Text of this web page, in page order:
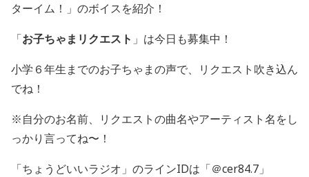
ターイム！」のボイスを紹介！
「お子ちゃまリクエスト 」は今日も募集中！
小学６年生までのお子ちゃまの声で、リクエスト吹き込ん
でね！
※自分のお名前、リクエストの曲名やアーティスト名をし
っかり言ってね〜！
「ちょうどいいラジオ」のラインIDは「＠cer84.7」